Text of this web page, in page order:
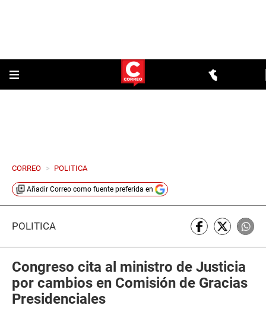
CORREO > POLITICA
Añadir Correo como fuente preferida en
POLÍTICA
Congreso cita al ministro de Justicia
por cambios en Comisión de Gracias
Presidenciales